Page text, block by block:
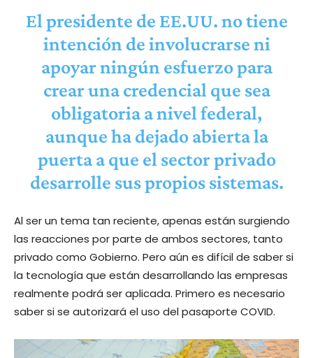
El presidente de EE.UU.no tiene
intención de involucrarseni
apoyar ningún esfuerzo para
crear una credencial que sea
obligatoria a nivel federal,
aunque ha dejado abierta la
puerta a que el sector privado
desarrolle sus propios sistemas.
Al ser un tema tan reciente, apenas están surgiendo
las reacciones por parte de ambos sectores, tanto
privado como Gobierno. Pero aún es difícil de saber si
la tecnología que están desarrollando las empresas
realmente podrá ser aplicada. Primero es necesario
saber si se autorizará el uso del pasaporte COVID.